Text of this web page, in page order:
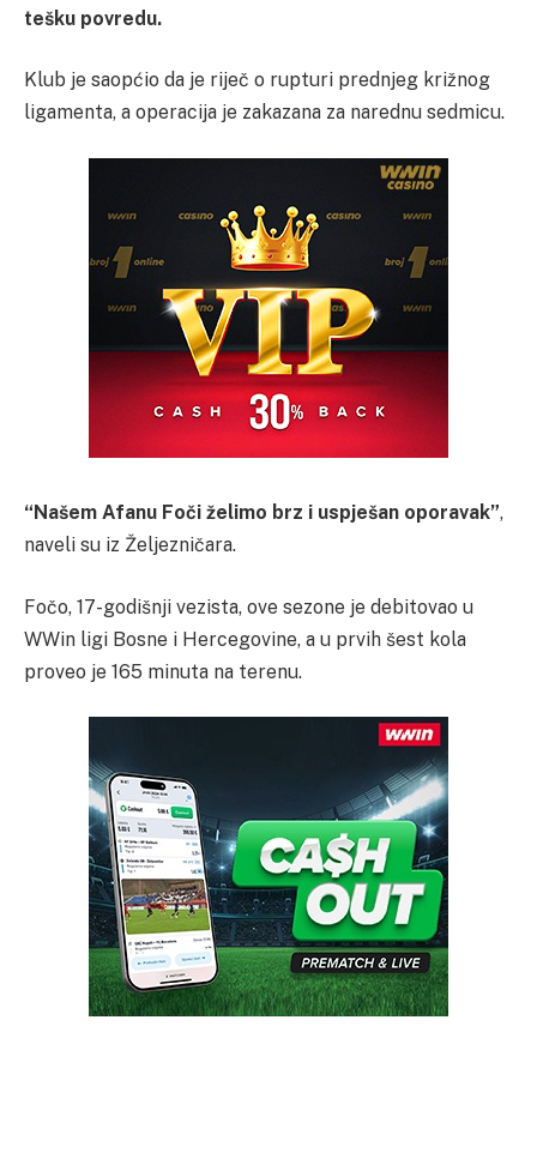
tešku povredu.
Klub je saopćio da je riječ o rupturi prednjeg križnog
ligamenta, a operacija je zakazana za narednu sedmicu.
“Našem Afanu Foči želimo brz i uspješan oporavak”,
naveli su iz Željezničara.
Fočo, 17-godišnji vezista, ove sezone je debitovao u
WWin ligi Bosne i Hercegovine, a u prvih šest kola
proveo je 165 minuta na terenu.